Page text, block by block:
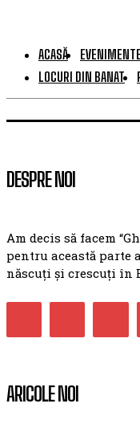
ACASĂ
LOCURI DIN BANAT
DESPRE NOI
Am decis să facem
pentru această parte
născuți și crescuți în
ARICOLE NOI